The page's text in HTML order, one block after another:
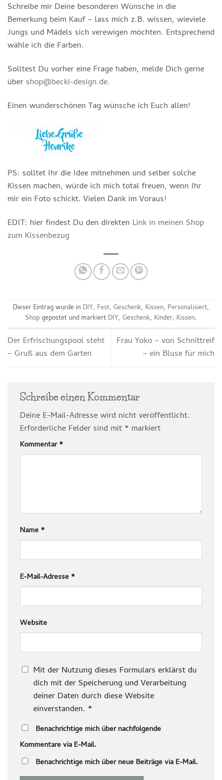
Schreibe mir Deine besonderen Wünsche in die
Bemerkung beim Kauf – lass mich z.B. wissen, wieviele
Jungs und Mädels sich verewigen möchten. Entsprechend
wähle ich die Farben.
Solltest Du vorher eine Frage haben, melde Dich gerne
über shop@becki-design.de.
Einen wunderschönen Tag wünsche ich Euch allen!
PS: solltet Ihr die Idee mitnehmen und selber solche
Kissen machen, würde ich mich total freuen, wenn Ihr
mir ein Foto schickt. Vielen Dank im Voraus!
EDIT: hier findest Du den direkten Link in meinen Shop
zum Kissenbezug
Dieser Eintrag wurde in DIY, Fest, Geschenk, Kissen, Personalisiert,
Shopgepostet und markiert DIY, Geschenk, Kinder, Kissen.
Der Erfrischungspool steht
– Gruß aus dem Garten
Frau Yoko – von Schnittreif
– ein Bluse für mich
Schreibe einen Kommentar
Deine E-Mail-Adresse wird nicht veröffentlicht.
Erforderliche Felder sind mit * markiert
Kommentar*
Name *
E-Mail-Adresse *
Website
Mit der Nutzung dieses Formulars erklärst du
dich mit der Speicherung und Verarbeitung
deiner Daten durch diese Website
einverstanden. *
Benachrichtige mich über nachfolgende
Kommentare via E-Mail.
Benachrichtige mich über neue Beiträge via E-Mail.